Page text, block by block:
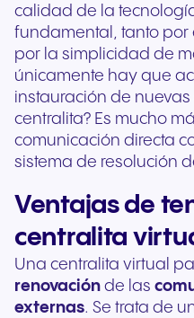
calidad de la
fundamental, tanto por
por la simplicidad de
únicamente hay que
instauración de
centralita? Es mucho
comunicación directa
sistema de resolución
Ventajas de
centralita
Una centralita virtual
renovación de las
externas. Se trata de